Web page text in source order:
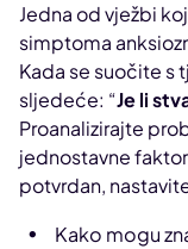
Jedna od vježbi
simptoma
Kada se suočite s
sljedeće: “Je li
Proanalizirajte
jednostavne
potvrdan,
Kako mogu